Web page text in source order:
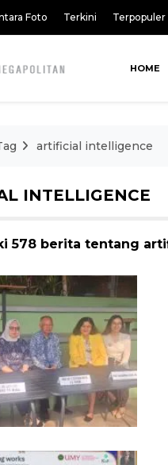
Foto Terkini Terpopuler
HOME
artificial intelligence
INTELLIGENCE
578 berita tentang